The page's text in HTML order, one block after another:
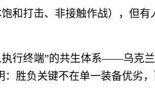
和打击、非接触作战），但有
行终端”的共生体系——乌克
胜负关键不在单一装备优劣